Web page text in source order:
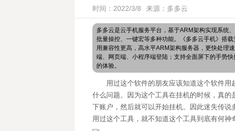
时间：2022/3/8 来源：多多云
多多云是云手机服务平台，基于ARM架构实现系统
批量操控、一键宏等多种功能。《多多云手机》搭
用兼容性更高，高水平ARM架构服务器，更快处理
端、网页端、小程序端登陆；支持全面屏下的手势
的体验。
用过这个软件的朋友应该知道这个软件
什么问题。因为这个工具在挂机的时候，真
下账户，然后就可以开始挂机。因此迷失传
用过这个工具，就不知道这个工具到底有何神